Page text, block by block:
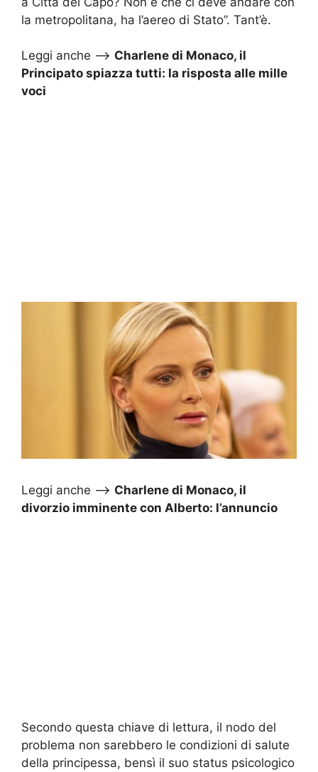
la metropolitana, ha l’aereo di Stato”. Tant’è.
Leggi anche –> Charlene di Monaco, il
Principato spiazza tutti: la risposta alle mille
voci
Leggi anche –> Charlene di Monaco, il
divorzio imminente con Alberto: l’annuncio
Secondo questa chiave di lettura, il nodo del
problema non sarebbero le condizioni di salute
della principessa, bensì il suo status psicologico